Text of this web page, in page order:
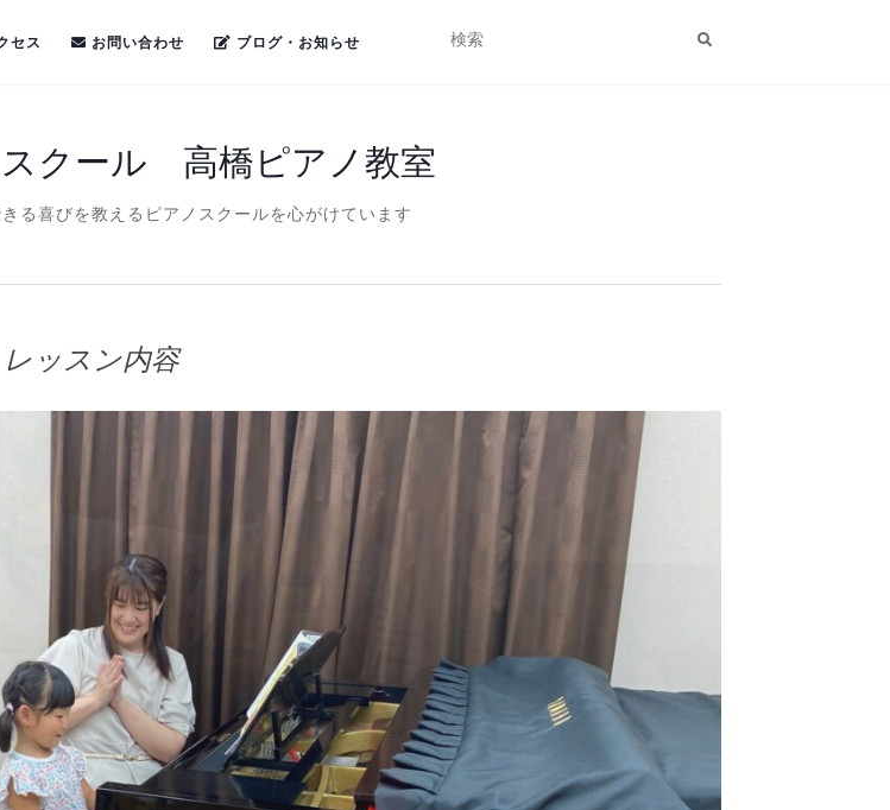
セス お問い合わせ ブログ・お知らせ
クール 高橋ピアノ教室
る喜びを教えるピアノスクールを心がけています
レッスン内容